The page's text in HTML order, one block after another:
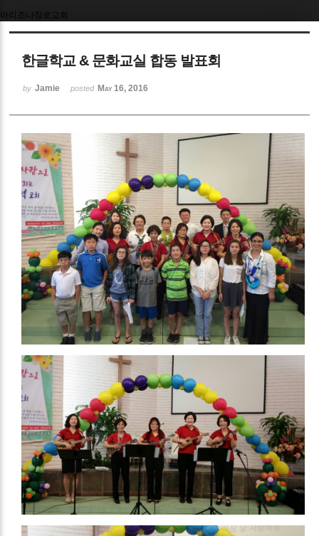
아리조나장로교회
한글학교 & 문화교실 합동 발표회
by Jamie posted May 16, 2016